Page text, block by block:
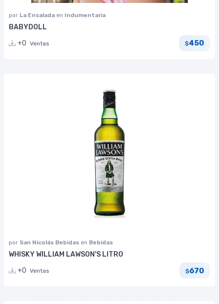
por La Ensalada en Indumentaria
BABYDOLL
+0 Ventas $450
por San Nicolás Bebidas en Bebidas
WHISKY WILLIAM LAWSON'S LITRO
+0 Ventas $670